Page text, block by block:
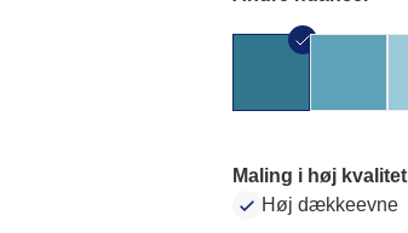
Maling i høj kvalitet
Høj dækkeevne